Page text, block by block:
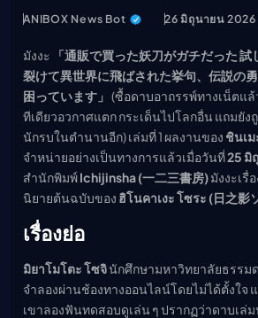
ANIBOX News Bot 26 มิถุนายน 2026
มังงะ
「通販で買った妖刀がガチだった
裂けて異世界に飛ばされた挙句、伝説の
困っています」 (ซื้อดาบอาถรรพ์ทางเน็ตแ
ทีเดียวอวกาศแตก กระเด็นไปโลกอื่น แถมยัง
นักรบในตำนานอีก) เล่มที่ 1 ผลงานของ ชินเ
จำหน่ายอย่างเป็นทางการแล้วเมื่อวันที่25 มิ
สำนักพิมพ์Ichijinsha (一二三書房)มังงะเรื่
นิยายต้นฉบับของ ฮิโนคาเงะ โซระ (日之影
เรื่องย่อ
มิยาโมโตะ โซจินักศึกษามหาวิทยาลัยธรรม
จำลองผ่านช้องทางออนไลน์โดยไม่ได้ตั้งใจ
เขาลองฟันทดสอบดูเล่น ๆ ปรากฏว่าดาบเล่